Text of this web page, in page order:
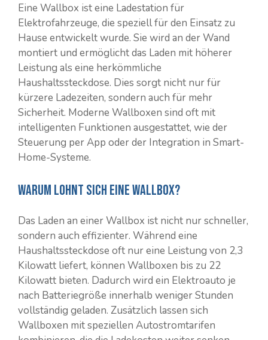
Eine Wallbox ist eine Ladestation für
Elektrofahrzeuge, die speziell für den Einsatz zu
Hause entwickelt wurde. Sie wird an der Wand
montiert und ermöglicht das Laden mit höherer
Leistung als eine herkömmliche
Haushaltssteckdose. Dies sorgt nicht nur für
kürzere Ladezeiten, sondern auch für mehr
Sicherheit. Moderne Wallboxen sind oft mit
intelligenten Funktionen ausgestattet, wie der
Steuerung per App oder der Integration in Smart-
Home-Systeme.
Warum lohnt sich eine Wallbox?
Das Laden an einer Wallbox ist nicht nur schneller,
sondern auch effizienter. Während eine
Haushaltssteckdose oft nur eine Leistung von 2,3
Kilowatt liefert, können Wallboxen bis zu 22
Kilowatt bieten. Dadurch wird ein Elektroauto je
nach Batteriegröße innerhalb weniger Stunden
vollständig geladen. Zusätzlich lassen sich
Wallboxen mit speziellen Autostromtarifen